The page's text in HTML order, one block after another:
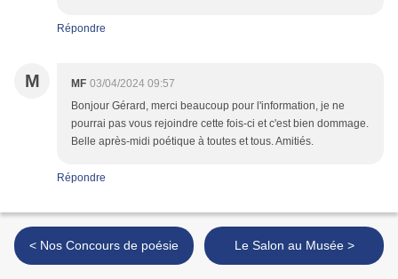
Répondre
M MF 03/04/2024 09:57
Bonjour Gérard, merci beaucoup pour l'information, je ne
pourrai pas vous rejoindre cette fois-ci et c'est bien dommage.
Belle après-midi poétique à toutes et tous. Amitiés.
Répondre
< Nos Concours de poésie Le Salon au Musée >